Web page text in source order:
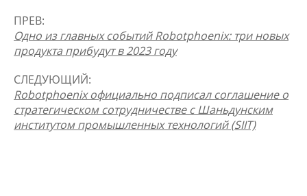
ПРЕВ:
Одно из главных событий Robotphoenix: три новых
продукта прибудут в 2023 году
СЛЕДУЮЩИЙ:
Robotphoenix официально подписал соглашение о
стратегическом сотрудничестве с Шаньдунским
институтом промышленных технологий (SIIT)